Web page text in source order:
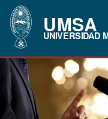
UMSA
UNIVERSIDAD